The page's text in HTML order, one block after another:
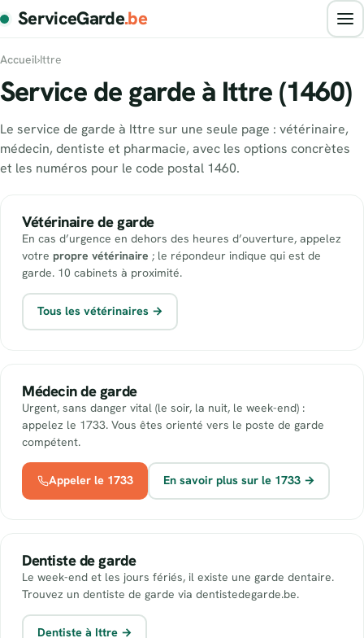
ServiceGarde.be
Accueil›Ittre
Service de garde à Ittre (1460)
Le service de garde à Ittre sur une seule page : vétérinaire,
médecin, dentiste et pharmacie, avec les options concrètes
et les numéros pour le code postal 1460.
Vétérinaire de garde
En cas d’urgence en dehors des heures d’ouverture, appelez
votre propre vétérinaire ; le répondeur indique qui est de
garde. 10 cabinets à proximité.
Tous les vétérinaires →
Médecin de garde
Urgent, sans danger vital (le soir, la nuit, le week-end) :
appelez le 1733. Vous êtes orienté vers le poste de garde
compétent.
Appeler le 1733 En savoir plus sur le 1733 →
Dentiste de garde
Le week-end et les jours fériés, il existe une garde dentaire.
Trouvez un dentiste de garde via dentistedegarde.be.
Dentiste à Ittre →